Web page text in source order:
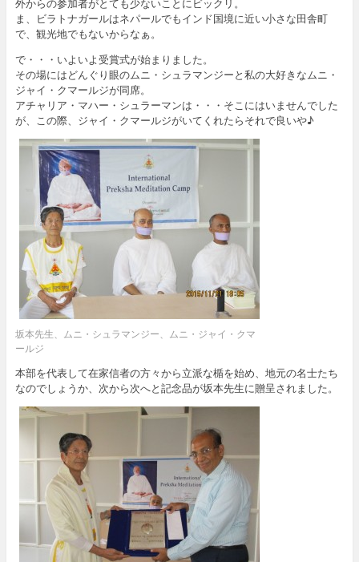
外からの参加者がとても少ないことにビックリ。
ま、ビラトナガールはネパールでもインド国境に近い小さな田舎町
で、観光地でもないからなぁ。
で・・・いよいよ受賞式が始まりました。
その場にはどんぐり眼のムニ・シュラマンジーと私の大好きなムニ・
ジャイ・クマールジが同席。
アチャリア・マハー・シュラーマンは・・・そこにはいませんでした
が、この際、ジャイ・クマールジがいてくれたらそれで良いや♪
坂本先生、ムニ・シュラマンジー、ムニ・ジャイ・クマ
ールジ
本部を代表して在家信者の方々から立派な楯を始め、地元の名士たち
なのでしょうか、次から次へと記念品が坂本先生に贈呈されました。